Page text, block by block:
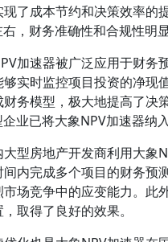
了成本节约和决策效率的
，财务准确性和合规性明显
加速器被广泛应用于财务
实时监控项目投资的净
务模型，极大地提高了
业已将大象NPV加速器纳
型房地产开发商利用大象
内完成多个项目的财务预
场竞争中的应变能力。此
取得了良好的效果。